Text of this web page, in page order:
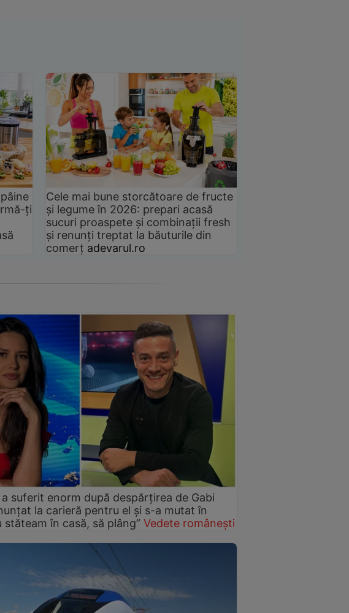
ți
Cele mai bune storcătoare de fructe
și legume în 2026: prepari acasă
sucuri proaspete și combinații fresh
și renunți treptat la băuturile din
comerț adevarul.ro
a suferit enorm după despărțirea de Gabi
la carieră pentru el și s-a mutat în
stăteam în casă, să plâng” Vedete românești